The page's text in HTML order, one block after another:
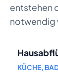
entstehen
notwendig
KÜCHE,